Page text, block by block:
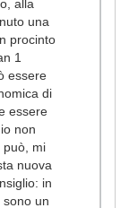
alla
una
procinto
1
essere
di
essere
non
può, mi
nuova
in
un